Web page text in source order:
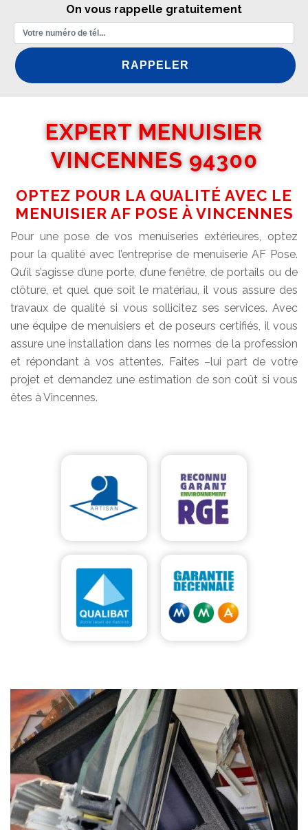
On vous rappelle gratuitement
EXPERT MENUISIER
VINCENNES 94300
OPTEZ POUR LA QUALITÉ AVEC LE
MENUISIER AF POSE À VINCENNES
Pour une pose de vos menuiseries extérieures, optez
pour la qualité avec l’entreprise de menuiserie AF Pose.
Qu’il s’agisse d’une porte, d’une fenêtre, de portails ou de
clôture, et quel que soit le matériau, il vous assure des
travaux de qualité si vous sollicitez ses services. Avec
une équipe de menuisiers et de poseurs certifiés, il vous
assure une installation dans les normes de la profession
et répondant à vos attentes. Faites –lui part de votre
projet et demandez une estimation de son coût si vous
êtes à Vincennes.